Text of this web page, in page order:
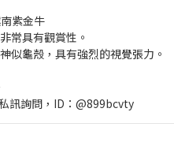
紫金牛
常具有觀賞性。
似龜殼，具有強烈的視覺張力。
訊詢問，ID：@899bcvty